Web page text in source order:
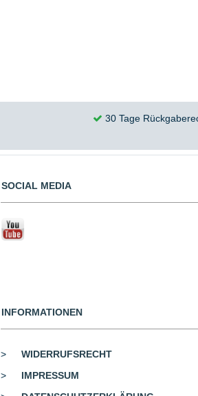
30 Tage
SOCIAL MEDIA
INFORMATIONEN
>
WIDERRUFSRECHT
>
IMPRESSUM